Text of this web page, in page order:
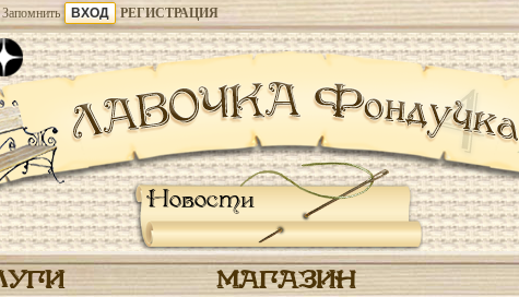
Запомнить РЕГИСТРАЦИЯ
Новости
МАГАЗИН